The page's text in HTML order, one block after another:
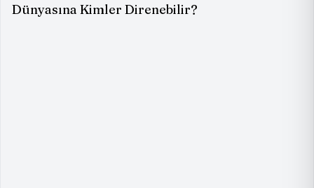
Dünyasına Kimler Direnebilir?